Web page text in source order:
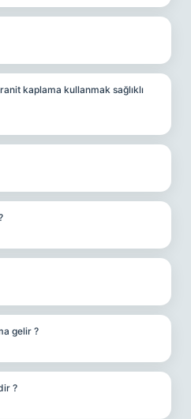
kaplama kullanmak sağlıklı
gelir ?
?